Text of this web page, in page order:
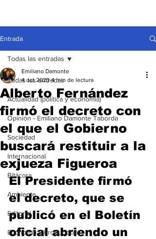
Entrada
Todas las entradas
Actualidad (política y economía)
Opinión - Emiliano Damonte Taborda
Sociedad
Internacional
Bitácora
Ambiente
Editorial
Economía y Producción
Todas las entradas
Alberto Fernández
firmó el decreto con
el que el Gobierno
buscará restituir a la
exjueza Figueroa
Emiliano Damonte
4 oct 2023 4 min de lectura
El Presidente firmó
el decreto, que se
publicó en el Boletín
oficial abriendo un